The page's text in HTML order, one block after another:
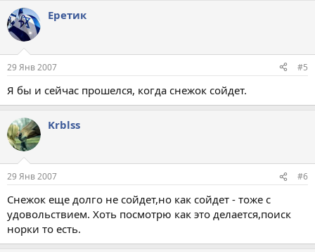
Еретик
29 Янв 2007 #5
Я бы и сейчас прошелся, когда снежок сойдет.
Krblss
29 Янв 2007 #6
Снежок еще долго не сойдет,но как сойдет - тоже с
удовольствием. Хоть посмотрю как это делается,поиск
норки то есть.